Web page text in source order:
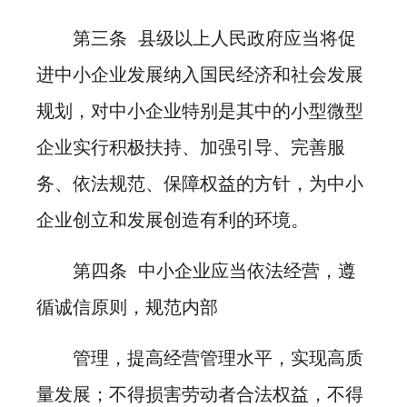
第三条 县级以上人民政府应当将促
进中小企业发展纳入国民经济和社会发展
规划，对中小企业特别是其中的小型微型
企业实行积极扶持、加强引导、完善服
务、依法规范、保障权益的方针，为中小
企业创立和发展创造有利的环境。
第四条 中小企业应当依法经营，遵
循诚信原则，规范内部
管理，提高经营管理水平，实现高质
量发展；不得损害劳动者合法权益，不得